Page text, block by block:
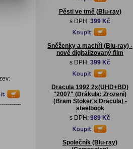
Pěsti ve tmě (Blu-ray)
s DPH: 399 Kč
Sněženky a machři (Blu-ray) -
nově digitalizovaný film
s DPH: 399 Kč
Dracula 1992 2x(UHD+BD)
"2007" (Drákula: Zrození)
(Bram Stoker's Dracula) -
steelbook
s DPH: 989 Kč
Společník (Blu-ray)